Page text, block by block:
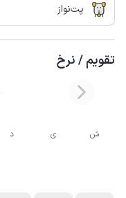
پت‌نواز
تقویم / نرخ
ش ی د